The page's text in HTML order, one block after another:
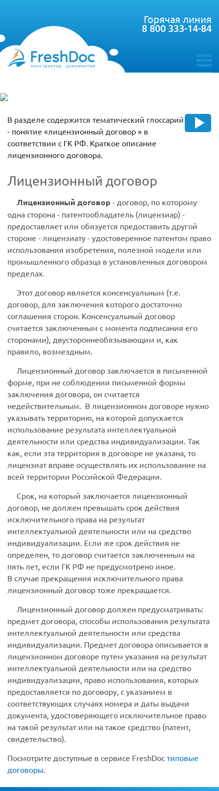
toggle
Горячая линия
8 800 333-14-84
В разделе содержится тематический глоссарий
- понятие «лицензионный договор » в
соответствии с ГК РФ. Краткое описание
лицензионного договора.
Лицензионный договор
Лицензионный договор - договор, по которому
одна сторона - патентообладатель (лицензиар) -
предоставляет или обязуется предоставить другой
стороне - лицензиату - удостоверенное патентом право
использования изобретения, полезной модели или
промышленного образца в установленных договором
пределах.
Этот договор является консенсуальным (т.е.
договор, для заключения которого достаточно
соглашения сторон. Консенсуальный договор
считается заключенным с момента подписания его
сторонами), двустороннеобязывающим и, как
правило, возмездным.
Лицензионный договор заключается в письменной
форме, при не соблюдении письменной формы
заключения договора, он считается
недействительным. В лицензионном договоре нужно
указывать территорию, на которой допускается
использование результата интеллектуальной
деятельности или средства индивидуализации. Так
как, если эта территория в договоре не указана, то
лицензиат вправе осуществлять их использование на
всей территории Российской Федерации.
Срок, на который заключается лицензионный
договор, не должен превышать срок действия
исключительного права на результат
интеллектуальной деятельности или на средство
индивидуализации. Если же срок действия не
определен, то договор считается заключенным на
пять лет, если ГК РФ не предусмотрено иное.
В случае прекращения исключительного права
лицензионный договор тоже прекращается.
Лицензионный договор должен предусматривать:
предмет договора, способы использования результата
интеллектуальной деятельности или средства
индивидуализации. Предмет договора описывается в
лицензионном договоре путем указания на результат
интеллектуальной деятельности или на средство
индивидуализации, право использования, которых
предоставляется по договору, с указанием в
соответствующих случаях номера и даты выдачи
документа, удостоверяющего исключительное право
на такой результат или на такое средство (патент,
свидетельство).
Посмотрите доступные в сервисе FreshDoc типовые
договоры.